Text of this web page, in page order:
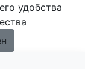
удобства